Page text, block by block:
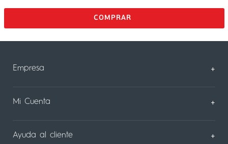
Empresa +
Sobre Nosotros
Mi Cuenta +
Mi Perfil
Ayuda al cliente +